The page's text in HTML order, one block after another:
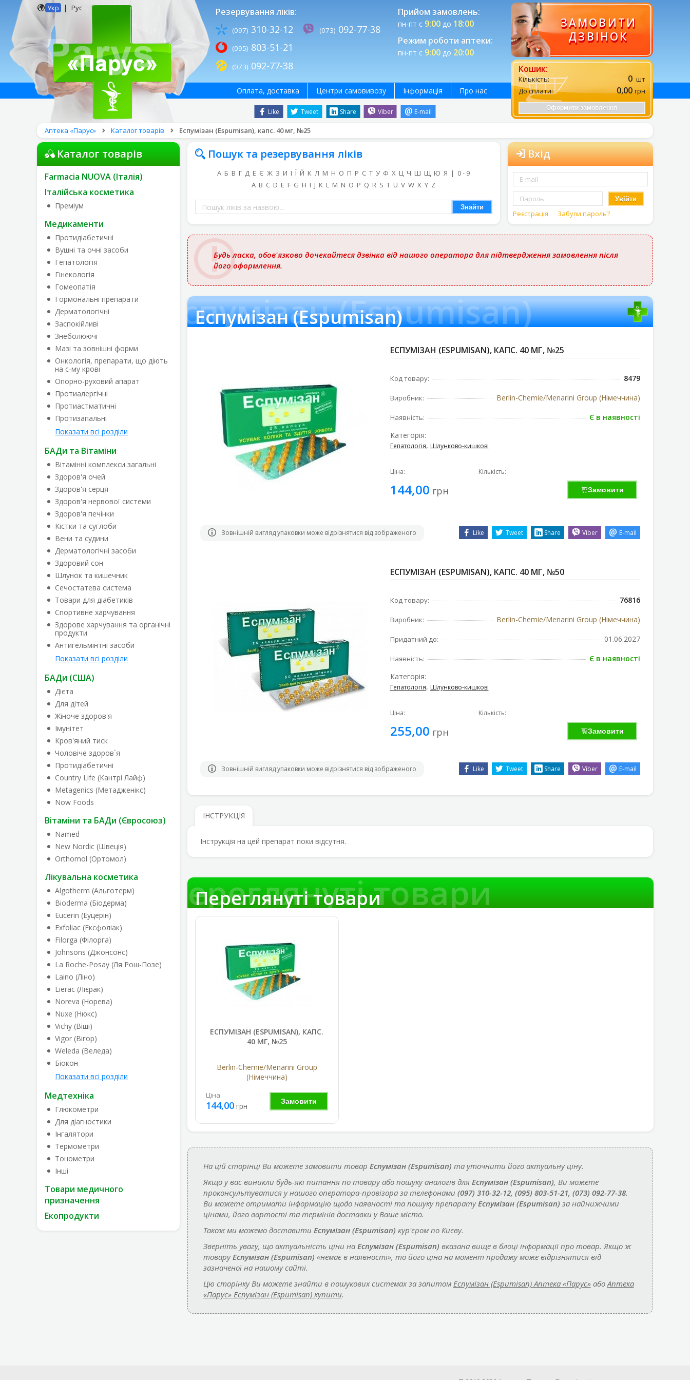
Укр | Рус Резервування ліків:
(097) 310-32-12
(095) 803-51-21
(073) 092-77-38
(073) 092-77-38
Прийом замовлень:
пн-пт с 9:00до 18:00
Режим роботи аптеки:
пн-пт с 9:00до 20:00
ЗАМОВИТИ
ДЗВІНОК
Кошик:
Кількість: 0 шт
До сплати:
0,00 грн
Оформити замовлення
Like Tweet Share Viber E-mail
Оплата, доставка Центри самовивозу Інформація Про нас
Аптека «Парус» Каталог товарів Еспумізан (Espumisan), капс. 40 мг, №25
Каталог товарів
Farmacia NUOVA (Італія)
Італійська косметика
Преміум
Медикаменти
Протидіабетичні
Вушні та очні засоби
Гепатологія
Гінекологія
Гомеопатія
Гормональні препарати
Дерматологічні
Заспокійливі
Знеболюючі
Мазі та зовнішні форми
Онкологія, препарати, що діють
на с-му крові
Опорно-руховий апарат
Протиалергічні
Протиастматичні
Протизапальні
Показати всі розділи
БАДи та Вітаміни
Вітамінні комплекси загальні
Здоров'я очей
Здоров'я серця
Здоров'я нервової системи
Здоров'я печінки
Кістки та суглоби
Вени та судини
Дерматологічні засоби
Здоровий сон
Шлунок та кишечник
Сечостатева система
Товари для діабетиків
Спортивне харчування
Здорове харчування та органічні
продукти
Антигельмінтні засоби
Показати всі розділи
БАДи (США)
Дієта
Для дітей
Жіноче здоров'я
Імунітет
Кров'яний тиск
Чоловіче здоров`я
Протидіабетичні
Country Life (Кантрі Лайф)
Metagenics (Метадженікс)
Now Foods
Вітаміни та БАДи (Євросоюз)
Named
New Nordic (Швеція)
Orthomol (Ортомол)
Лікувальна косметика
Algotherm (Альготерм)
Bioderma (Біодерма)
Eucerin (Еуцерін)
Exfoliac (Ексфоліак)
Filorga (Філорга)
Johnsons (Джонсонс)
La Roche-Posay (Ля Рош-Позе)
Laino (Ліно)
Lierac (Лієрак)
Noreva (Норева)
Nuxe (Нюкс)
Vichy (Віші)
Vigor (Вігор)
Weleda (Веледа)
Біокон
Показати всі розділи
Медтехніка
Глюкометри
Для діагностики
Інгалятори
Термометри
Тонометри
Інші
Товари медичного
призначення
Екопродукти
Пошук та резервування ліків
А Б В Г Д Е Є Ж З И І Ї Й К Л М Н О П Р С Т У Ф Х Ц Ч Ш Щ Ю Я | 0 - 9
A B C D E F G H I J K L M N O P Q R S T U V W X Y Z
Пошук
ліків
за
назвою
Знайти
Вхід
Увійти
Реєстрація Забули пароль?
Будь ласка, обов'язково дочекайтеся дзвінка від нашого оператора для підтвердження замовлення після
його оформлення.
Еспумізан (Espumisan)
Еспумізан (Espumisan)
ЕСПУМІЗАН (ESPUMISAN), КАПС. 40 МГ, №25
Код товару: 8479
Виробник: Berlin-Chemie/Menarini Group (Німеччина)
Наявність:
Є в наявності
Категорія:
Гепатологія, Шлунково-кишкові
Ціна:
144,00 грн
Кількість:
Замовити
Зовнішній вигляд упаковки може відрізнятися від зображеного Like Tweet Share Viber E-mail
ЕСПУМІЗАН (ESPUMISAN), КАПС. 40 МГ, №50
Код товару: 76816
Виробник: Berlin-Chemie/Menarini Group (Німеччина)
Придатний до: 01.06.2027
Наявність:
Є в наявності
Категорія:
Гепатологія, Шлунково-кишкові
Ціна:
255,00 грн
Кількість:
Замовити
Зовнішній вигляд упаковки може відрізнятися від зображеного Like Tweet Share Viber E-mail
ІНСТРУКЦІЯ
Інструкція на цей препарат поки відсутня.
Переглянуті товари
Переглянуті товари
ЕСПУМІЗАН (ESPUMISAN), КАПС.
40 МГ, №25
Berlin-Chemie/Menarini Group
(Німеччина)
Замовити
Ціна
144,00грн
На цій сторінці Ви можете замовити товар Еспумізан (Espumisan) та уточнити його актуальну ціну.
Якщо у вас виникли будь-які питання по товару або пошуку аналогів для Еспумізан (Espumisan), Ви можете
проконсультуватися у нашого оператора-провізора за телефонами (097) 310-32-12, (095) 803-51-21, (073) 092-77-38.
Ви можете отримати інформацію щодо наявності та пошуку препарату Еспумізан (Espumisan) за найнижчими
цінами, його вартості та термінів доставки у Ваше місто.
Також ми можемо доставити Еспумізан (Espumisan) кур'єром по Києву.
Зверніть увагу, що актуальність ціни на Еспумізан (Espumisan) вказана вище в блоці інформації про товар. Якщо ж
товару Еспумізан (Espumisan) «немає в наявності», то його ціна на момент продажу може відрізнятися від
зазначеної на нашому сайті.
Цю сторінку Ви можете знайти в пошукових системах за запитом Еспумізан (Espumisan) Аптека «Парус»або Аптека
«Парус» Еспумізан (Espumisan) купити.